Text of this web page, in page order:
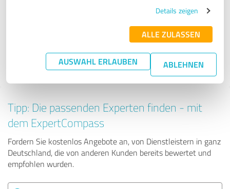
Details zeigen
ALLE ZULASSEN
AUSWAHL ERLAUBEN ABLEHNEN
4.70 von 5
Tipp: Die passenden Experten finden - mit
dem ExpertCompass
Fordern Sie kostenlos Angebote an, von Dienstleistern in ganz
Deutschland, die von anderen Kunden bereits bewertet und
empfohlen wurden.